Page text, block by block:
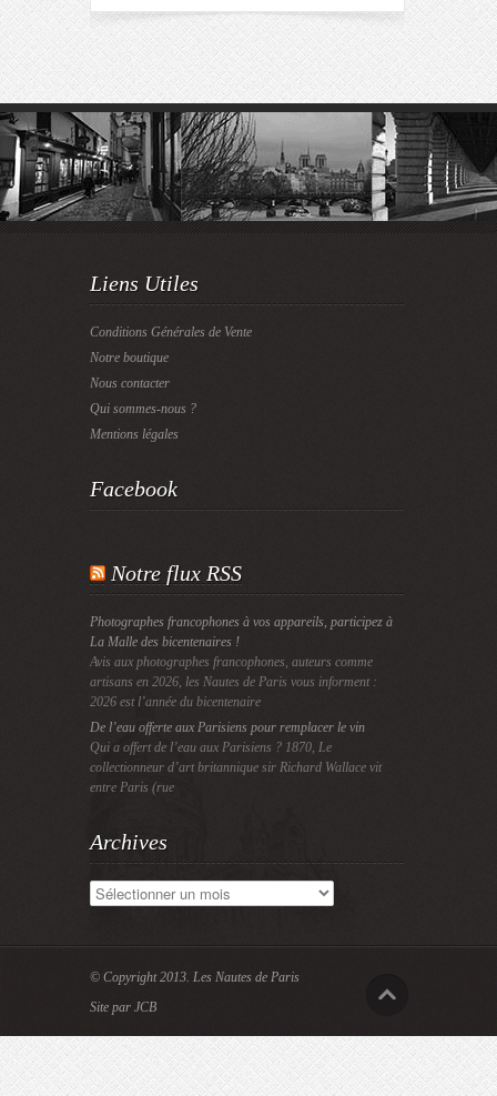
Liens Utiles
Conditions Générales de Vente
Notre boutique
Nous contacter
Qui sommes-nous ?
Mentions légales
Facebook
Notre flux RSS
Photographes francophones à vos appareils, participez à
La Malle des bicentenaires !
Avis aux photographes francophones, auteurs comme
artisans en 2026, les Nautes de Paris vous informent :
2026 est l’année du bicentenaire
De l’eau offerte aux Parisiens pour remplacer le vin
Qui a offert de l’eau aux Parisiens ? 1870, Le
collectionneur d’art britannique sir Richard Wallace vit
entre Paris (rue
Archives
Archives
© Copyright 2013. Les Nautes de Paris
Site par JCB